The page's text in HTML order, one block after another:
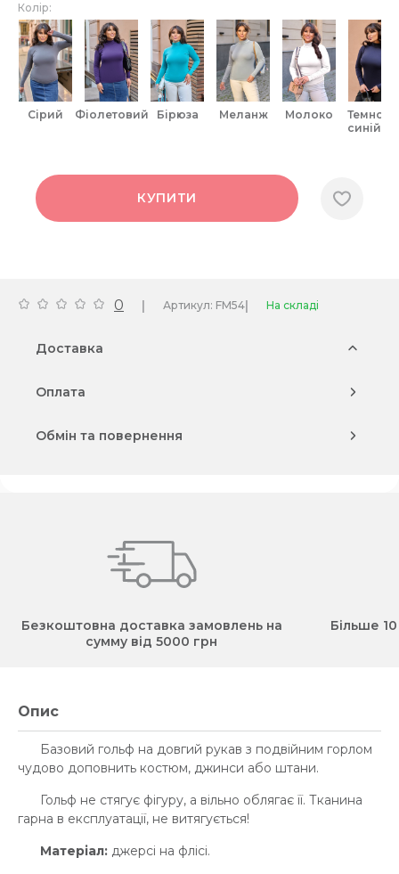
Колір:
сірий фіолетовий бірюза меланж молоко
темно-
синій
КУПИТИ
0 | Артикул: FM54| На складі
Доставка
Оплата
Обмін та повернення
Безкоштовна доставка замовлень на
сумму від 5000 грн
Більше
Опис
Базовий гольф на довгий рукав з подвійним горлом
чудово доповнить костюм, джинси або штани.
Гольф не стягує фігуру, а вільно облягає її. Тканина
гарна в експлуатації, не витягується!
Матеріал: джерсі на флісі.